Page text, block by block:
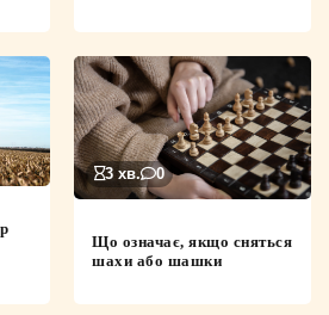
3 хв. 0
Що означає, якщо сняться
шахи або шашки